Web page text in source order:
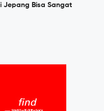
Jepang Bisa Sangat